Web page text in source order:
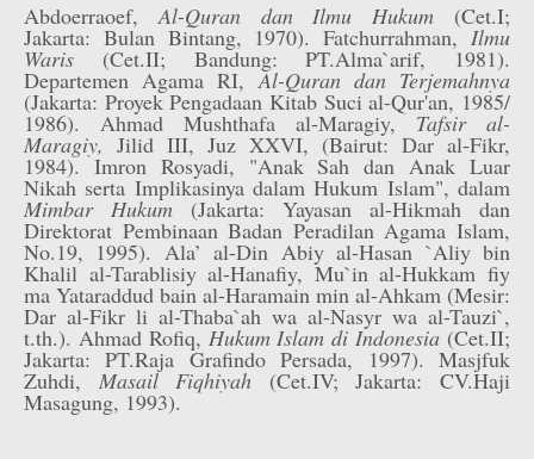
Abdoerraoef,Al-Quran dan Ilmu Hukum (Cet.I;
Jakarta: Bulan Bintang, 1970). Fatchurrahman, Ilmu
Waris (Cet.II; Bandung: PT.Alma`arif, 1981).
Departemen Agama RI,Al-Quran dan Terjemahnya
(Jakarta: Proyek Pengadaan Kitab Suci al-Qur'an, 1985/
1986). Ahmad Mushthafa al-Maragiy, Tafsir al-
Maragiy, Jilid III, Juz XXVI, (Bairut: Dar al-Fikr,
1984). Imron Rosyadi, "Anak Sah dan Anak Luar
Nikah serta Implikasinya dalam Hukum Islam", dalam
Mimbar Hukum (Jakarta: Yayasan al-Hikmah dan
Direktorat Pembinaan Badan Peradilan Agama Islam,
No.19, 1995). Ala’ al-Din Abiy al-Hasan `Aliy bin
Khalil al-Tarablisiy al-Hanafiy, Mu`in al-Hukkam fiy
ma Yataraddud bain al-Haramain min al-Ahkam (Mesir:
Dar al-Fikr li al-Thaba`ah wa al-Nasyr wa al-Tauzi`,
t.th.). Ahmad Rofiq, Hukum Islam di Indonesia (Cet.II;
Jakarta: PT.Raja Grafindo Persada, 1997). Masjfuk
Zuhdi, Masail Fiqhiyah (Cet.IV; Jakarta: CV.Haji
Masagung, 1993).